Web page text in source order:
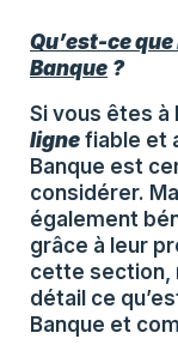
Qu’est-ce
Banque ?
Si vous êtes à
ligne fiable et
Banque est
considérer.
également
grâce à leur
cette section,
détail ce
Banque et